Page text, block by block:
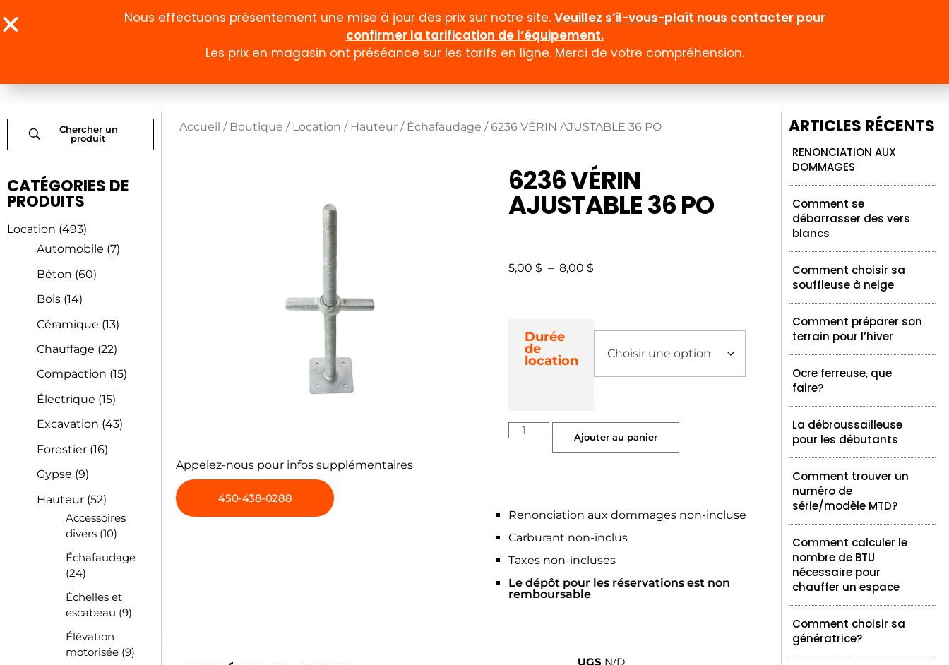
À propos Boutique Documentation Formulaires Promotion et rabais Emploi
Chercher un
produit
CATÉGORIES DE
PRODUITS
Location (493)
Automobile (7)
Béton (60)
Bois (14)
Céramique (13)
Chauffage (22)
Compaction (15)
Électrique (15)
Excavation (43)
Forestier (16)
Gypse (9)
Hauteur (52)
Accessoires
divers (10)
Échafaudage
(24)
Échelles et
escabeau (9)
Élévation
motorisée (9)
Accueil / Boutique / Location / Hauteur / Échafaudage / 6236 VÉRIN AJUSTABLE 36 PO
Appelez-nous pour infos supplémentaires
450-438-0288
6236 VÉRIN
AJUSTABLE 36 PO
5,00 $ – 8,00 $
Durée
de
location
Ajouter au panier
Renonciation aux dommages non-incluse
Carburant non-inclus
Taxes non-incluses
Le dépôt pour les réservations est non
remboursable
UGS N/D
ARTICLES RÉCENTS
RENONCIATION AUX
DOMMAGES
Comment se
débarrasser des vers
blancs
Comment choisir sa
souffleuse à neige
Comment préparer son
terrain pour l’hiver
Ocre ferreuse, que
faire?
La débroussailleuse
pour les débutants
Comment trouver un
numéro de
série/modèle MTD?
Comment calculer le
nombre de BTU
nécessaire pour
chauffer un espace
Comment choisir sa
génératrice?
Nous effectuons présentement une mise à jour des prix sur notre site. Veuillez s’il-vous-plaît nous contacter pour
confirmer la tarification de l’équipement.
Les prix en magasin ont préséance sur les tarifs en ligne. Merci de votre compréhension.